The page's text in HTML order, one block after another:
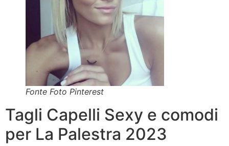
Fonte Foto Pinterest
Tagli Capelli Sexy e comodi
per La Palestra 2023